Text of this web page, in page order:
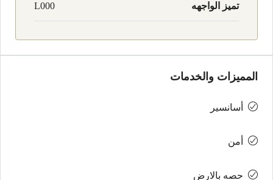
تميز الواجهه L000
المميزات والخدمات
أسانسير
أمن
حصه بالارض